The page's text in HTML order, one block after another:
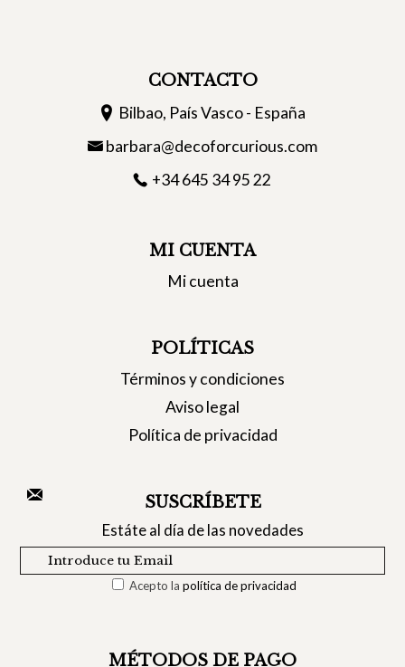
CONTACTO
Bilbao, País Vasco - España
barbara@decoforcurious.com
+34 645 34 95 22
MI CUENTA
Mi cuenta
POLÍTICAS
Términos y condiciones
Aviso legal
Política de privacidad
SUSCRÍBETE
Estáte al día de las novedades
Acepto la política de privacidad
MÉTODOS DE PAGO